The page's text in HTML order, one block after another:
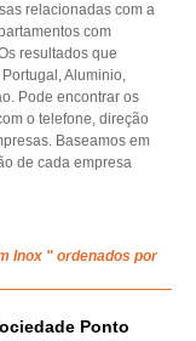
relacionadas com a
com
resultados que
Aluminio,
Pode encontrar os
o telefone, direção
Baseamos em
de cada empresa
Inox " ordenados por
Ponto